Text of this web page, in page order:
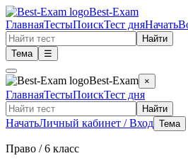
Best-Exam
ГлавнаяТестыПоискТест дняНачать
Найти
Тема
☰
Best-Exam ×
ГлавнаяТестыПоискТест дня
Найти
НачатьЛичный кабинет / Вход Тема
Право / 6 класс